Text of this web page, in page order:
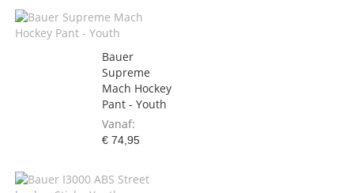
Bauer
Supreme
Mach Hockey
Pant - Youth
Vanaf
€ 74,95